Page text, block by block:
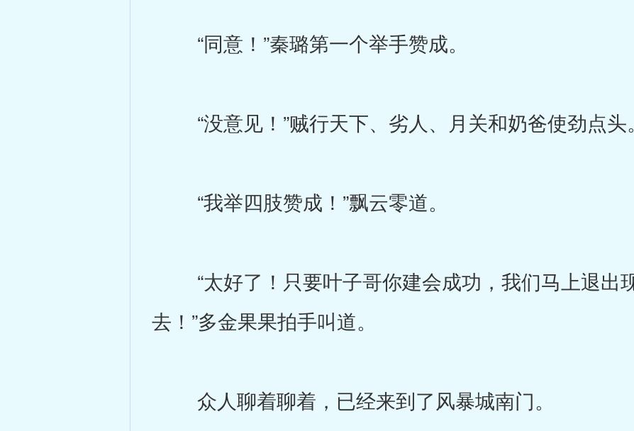
“同意！”秦璐第一个举手赞成。
“没意见！”贼行天下、劣人、月关和奶爸使劲点头。
“我举四肢赞成！”飘云零道。
“太好了！只要叶子哥你建会成功，我们马上退出
去！”多金果果拍手叫道。
众人聊着聊着，已经来到了风暴城南门。